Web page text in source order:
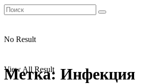
No Result
View All Result
Метка: Инфекция